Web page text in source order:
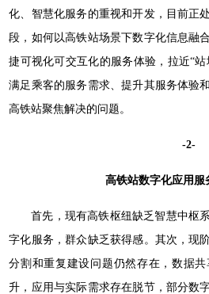
化、智慧化服务的重视和开发，目前正
段，如何以高铁站场景下数字化信息融
捷可视化可交互化的服务体验，拉近“
满足乘客的服务需求、提升其服务体验
高铁站聚焦解决的问题。
-2-
高铁站数字化应用服
首先，现有高铁枢纽缺乏智慧中枢
字化服务，群众缺乏获得感。其次，现
分割和重复建设问题仍然存在，数据
升，应用与实际需求存在脱节，部分数